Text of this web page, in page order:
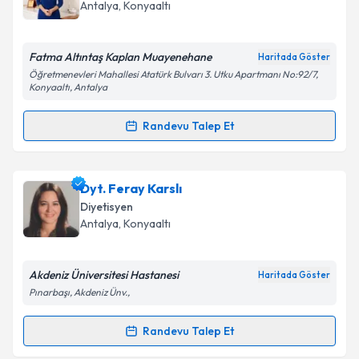
Kişisel verilerimin işlenmesine ilişkinAydınlatma
'ni okudum ve kişisel verilerimin belirtilen
kapsamda işlenmesini kabul ediyorum.
Takvim Talebini Gönder
Antalya, Konyaaltı
Fatma Altıntaş Kaplan Muayenehane Haritada Göster
Öğretmenevleri Mahallesi Atatürk Bulvarı 3. Utku Apartmanı No:92/7,
Konyaaltı, Antalya
Randevu Talep Et
Randevu Takvimi Talebi
Dyt. Fatma Altıntaş Kaplan
talebi oluşturun. Size bu uzmandan randevu almanız
için bir takvim hazırlandığında e-posta ile
bilgilendireceğiz.
E-posta Adresiniz
Kişisel verilerimin işlenmesine ilişkinAydınlatma
Dyt. Feray Karslı
Diyetisyen
Antalya, Konyaaltı
Akdeniz Üniversitesi Hastanesi Haritada Göster
Pınarbaşı, Akdeniz Ünv.,
Randevu Talep Et
Randevu Takvimi Talebi